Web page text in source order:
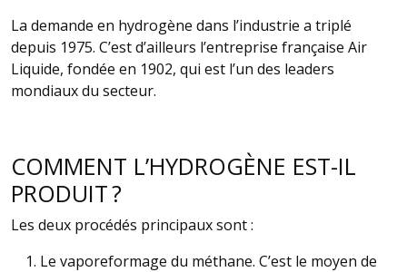
La demande en hydrogène dans l’industrie a triplé
depuis 1975. C’est d’ailleurs l’entreprise française Air
Liquide, fondée en 1902, qui est l’un des leaders
mondiaux du secteur.
COMMENT L’HYDROGÈNE EST-IL
PRODUIT ?
Les deux procédés principaux sont :
Le vaporeformage du méthane. C’est le moyen de